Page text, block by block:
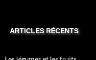
ARTICLES RÉCENTS